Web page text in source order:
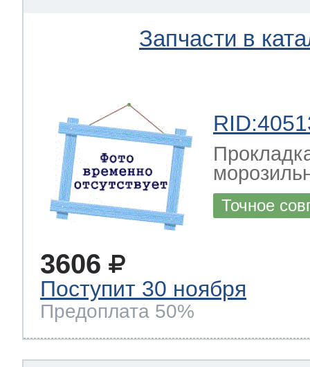
Запчасти в
Точное
3606
Поступит 30 ноября
Предоплата 50%